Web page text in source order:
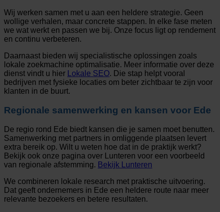
Wij werken samen met u aan een heldere strategie. Geen
wollige verhalen, maar concrete stappen. In elke fase meten
we wat werkt en passen we bij. Onze focus ligt op rendement
en continu verbeteren.
Daarnaast bieden wij specialistische oplossingen zoals
lokale zoekmachine optimalisatie. Meer informatie over deze
dienst vindt u hier
Lokale SEO. Die stap helpt vooral
bedrijven met fysieke locaties om beter zichtbaar te zijn voor
klanten in de buurt.
Regionale samenwerking en kansen voor Ede
De regio rond Ede biedt kansen die je samen moet benutten.
Samenwerking met partners in omliggende plaatsen levert
extra bereik op. Wilt u weten hoe dat in de praktijk werkt?
Bekijk ook onze pagina over Lunteren voor een voorbeeld
van regionale afstemming. Bekijk Lunteren
We combineren lokale research met praktische uitvoering.
Dat geeft ondernemers in Ede een heldere route naar meer
relevante bezoekers en betere resultaten.